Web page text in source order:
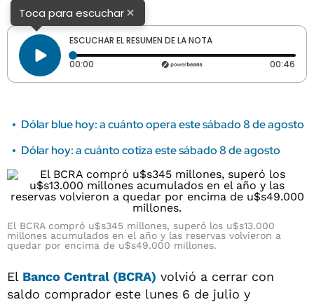
Toca para escuchar×
ESCUCHAR EL RESUMEN DE LA NOTA
00:00 Tiempo transcurrido: 0 segundos 00:46
Dólar blue hoy: a cuánto opera este sábado 8 de agosto
Dólar hoy: a cuánto cotiza este sábado 8 de agosto
El BCRA compró u$s345 millones, superó los u$s13.000
millones acumulados en el año y las reservas volvieron a
quedar por encima de u$s49.000 millones.
El Banco Central (BCRA) volvió a cerrar con
saldo comprador este lunes 6 de julio y